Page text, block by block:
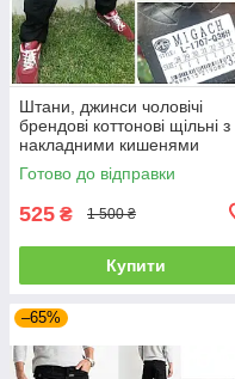
Штани, джинси чоловічі
брендові коттонові щільні з
накладними кишенями
"карго" MIGACH, Туреччина
Готово до відправки
525 ₴ 1 500 ₴
Купити
–65%